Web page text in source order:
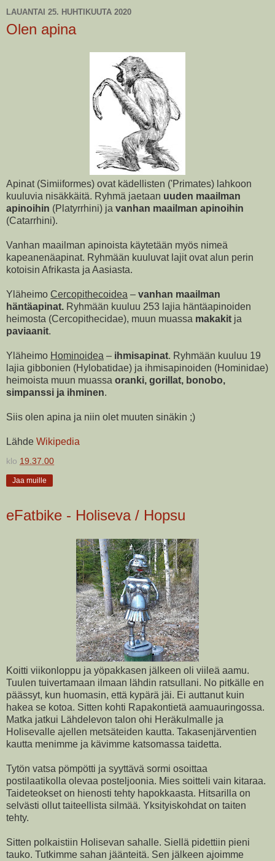
LAUANTAI 25. HUHTIKUUTA 2020
Olen apina
Apinat (Simiiformes) ovat kädellisten ('Primates) lahkoon
kuuluvia nisäkkäitä. Ryhmä jaetaan uuden maailman
apinoihin (Platyrrhini) ja vanhan maailman apinoihin
(Catarrhini).
Vanhan maailman apinoista käytetään myös nimeä
kapeanenäapinat. Ryhmään kuuluvat lajit ovat alun perin
kotoisin Afrikasta ja Aasiasta.
Yläheimo Cercopithecoidea – vanhan maailman
häntäapinat. Ryhmään kuuluu 253 lajia häntäapinoiden
heimosta (Cercopithecidae), muun muassa makakit ja
paviaanit.
Yläheimo Hominoidea – ihmisapinat. Ryhmään kuuluu 19
lajia gibbonien (Hylobatidae) ja ihmisapinoiden (Hominidae)
heimoista muun muassa oranki‚ gorillat, bonobo,
simpanssi ja ihminen.
Siis olen apina ja niin olet muuten sinäkin ;)
Lähde Wikipedia
klo 19.37.00
Jaa muille
eFatbike - Holiseva / Hopsu
Koitti viikonloppu ja yöpakkasen jälkeen oli viileä aamu.
Tuulen tuivertamaan ilmaan lähdin ratsullani. No pitkälle en
päässyt, kun huomasin, että kypärä jäi. Ei auttanut kuin
hakea se kotoa. Sitten kohti Rapakontietä aamuauringossa.
Matka jatkui Lähdelevon talon ohi Heräkulmalle ja
Holisevalle ajellen metsäteiden kautta. Takasenjärventien
kautta menimme ja kävimme katsomassa taidetta.
Tytön vatsa pömpötti ja syyttävä sormi osoittaa
postilaatikolla olevaa posteljoonia. Mies soitteli vain kitaraa.
Taideteokset on hienosti tehty hapokkaasta. Hitsarilla on
selvästi ollut taiteellista silmää. Yksityiskohdat on taiten
tehty.
Sitten polkaistiin Holisevan sahalle. Siellä pidettiin pieni
tauko. Tutkimme sahan jäänteitä. Sen jälkeen ajoimme